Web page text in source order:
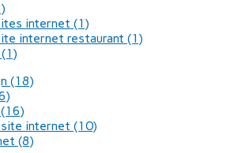
internet (1)
internet restaurant (1)
(1)
(18)
(16)
internet (10)
(8)